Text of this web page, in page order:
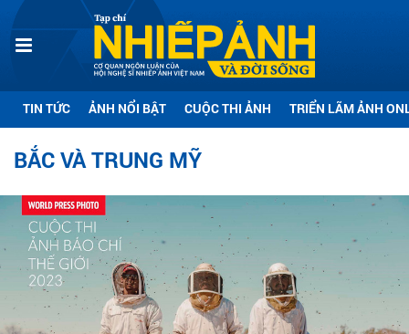
TIN TỨC ẢNH NỔI BẬT CUỘC THI ẢNH TRIỂN LÃM ẢNH
BẮC VÀ TRUNG MỸ